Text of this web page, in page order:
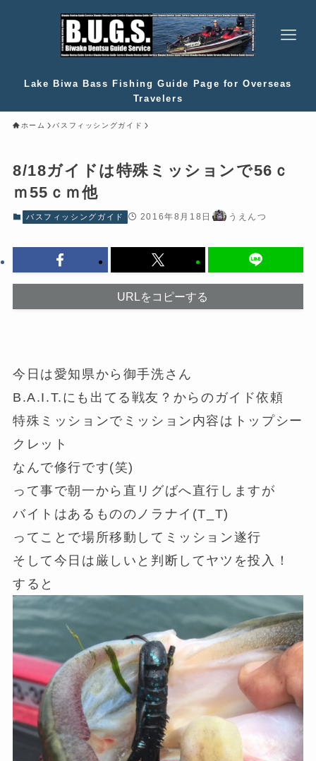
Lake Biwa Bass Fishing Guide Page for Overseas
Travelers
ホーム バスフィッシングガイド
8/18ガイドは特殊ミッションで56ｃ
ｍ55ｃｍ他
バスフィッシングガイド 2016年8月18日 うえんつ
URLをコピーする
今日は愛知県から御手洗さん
B.A.I.T.にも出てる戦友？からのガイド依頼
特殊ミッションでミッション内容はトップシー
クレット
なんで修行です(笑)
って事で朝一から直リグばへ直行しますが
バイトはあるもののノラナイ(T_T)
ってことで場所移動してミッション遂行
そして今日は厳しいと判断してヤツを投入！
すると